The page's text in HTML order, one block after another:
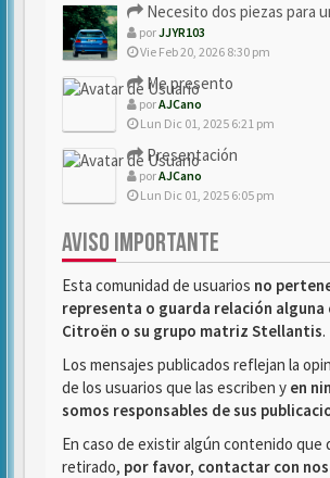
Necesito dos piezas para un
porJJYR103
Vie Feb 20, 2026 8:30 pm
Me presento
porAJCano
Lun Dic 01, 2025 6:21 pm
Presentación
porAJCano
Lun Dic 01, 2025 6:05 pm
AVISO IMPORTANTE
Esta comunidad de usuarios no
representa o guarda relación alguna
Citroën o su grupo matriz Stellantis.
Los mensajes publicados reflejan la
de los usuarios que las escriben y en
somos responsables de sus
En caso de existir algún contenido que
retirado, por favor, contactar con